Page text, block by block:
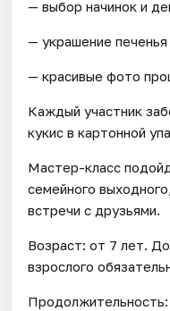
— выбор начинок и
— украшение
— красивые фото
Каждый участник
кукис в картонной
Мастер-класс
семейного
встречи с друзьями.
Возраст: от 7 лет.
взрослого
Продолжительность: